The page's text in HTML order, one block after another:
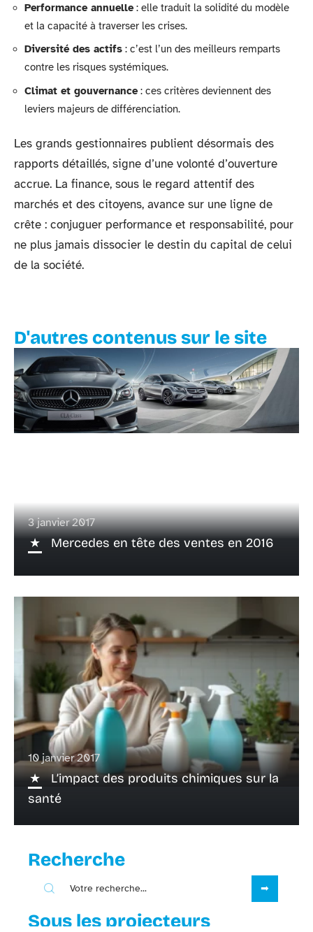
Performance annuelle: elle traduit la solidité du modèle
et la capacité à traverser les crises.
Diversité des actifs : c’est l’un des meilleurs remparts
contre les risques systémiques.
Climat et gouvernance: ces critères deviennent des
leviers majeurs de différenciation.
Les grands gestionnaires publient désormais des
rapports détaillés, signe d’une volonté d’ouverture
accrue. La finance, sous le regard attentif des
marchés et des citoyens, avance sur une ligne de
crête : conjuguer performance et responsabilité, pour
ne plus jamais dissocier le destin du capital de celui
de la société.
D'autres contenus sur le site
3 janvier 2017
Mercedes en tête des ventes en 2016
10 janvier 2017
L’impact des produits chimiques sur la
santé
Recherche
Sous les projecteurs